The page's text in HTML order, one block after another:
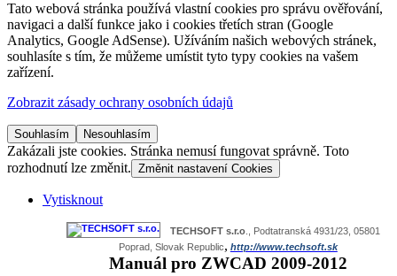
Tato webová stránka používá vlastní cookies pro správu ověřování,
navigaci a další funkce jako i cookies třetích stran (Google
Analytics, Google AdSense). Užíváním našich webových stránek,
souhlasíte s tím, že můžeme umístit tyto typy cookies na vašem
zařízení.
Zobrazit zásady ochrany osobních údajů
Souhlasím Nesouhlasím
Zakázali jste cookies. Stránka nemusí fungovat správně. Toto
rozhodnutí lze změnit. Změnit nastavení Cookies
Vytisknout
TECHSOFT s.r.o., Podtatranská 4931/23, 05801
Poprad, Slovak Republic, http://www.techsoft.sk
Manuál pro ZWCAD 2009-2012